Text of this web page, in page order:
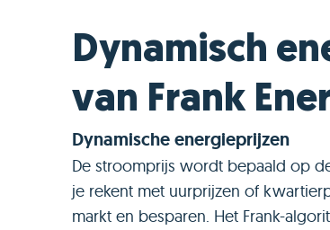
Dynamisch
van Frank
Dynamische energieprijzen
De stroomprijs wordt bepaald op
je rekent met uurprijzen of
markt en besparen. Het Frank-